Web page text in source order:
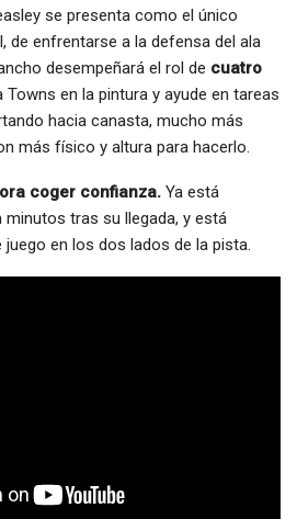
se presenta como el único
de enfrentarse a la defensa del ala
desempeñará el rol de cuatro
Towns en la pintura y ayude en tareas
hacia canasta, mucho más
más físico y altura para hacerlo.
coger confianza. Ya está
tras su llegada, y está
en los dos lados de la pista.